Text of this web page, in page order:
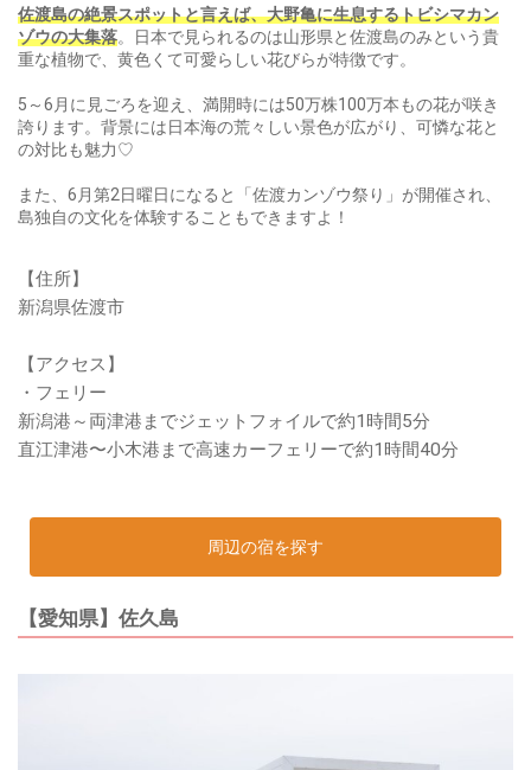
佐渡島の絶景スポットと言えば、大野亀に生息するトビシマカン
ゾウの大集落。日本で見られるのは山形県と佐渡島のみという貴
重な植物で、黄色くて可愛らしい花びらが特徴です。
5～6月に見ごろを迎え、満開時には50万株100万本もの花が咲き
誇ります。背景には日本海の荒々しい景色が広がり、可憐な花と
の対比も魅力♡
また、6月第2日曜日になると「佐渡カンゾウ祭り」が開催され、
島独自の文化を体験することもできますよ！
【住所】
新潟県佐渡市
【アクセス】
・フェリー
新潟港～両津港までジェットフォイルで約1時間5分
直江津港〜小木港まで高速カーフェリーで約1時間40分
周辺の宿を探す
【愛知県】佐久島